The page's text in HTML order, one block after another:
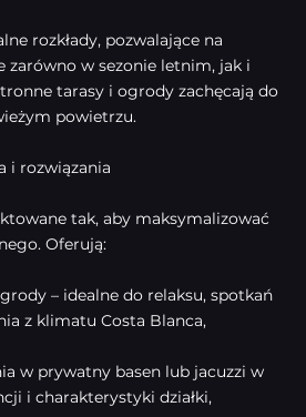
rozkłady, pozwalające na
zarówno w sezonie letnim, jak i
tarasy i ogrody zachęcają do
powietrzu.
i rozwiązania
tak, aby maksymalizować
Oferują:
– idealne do relaksu, spotkań
z klimatu Costa Blanca,
w prywatny basen lub jacuzzi w
i charakterystyki działki,